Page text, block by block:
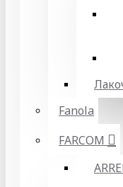
Fanola
FARCOM